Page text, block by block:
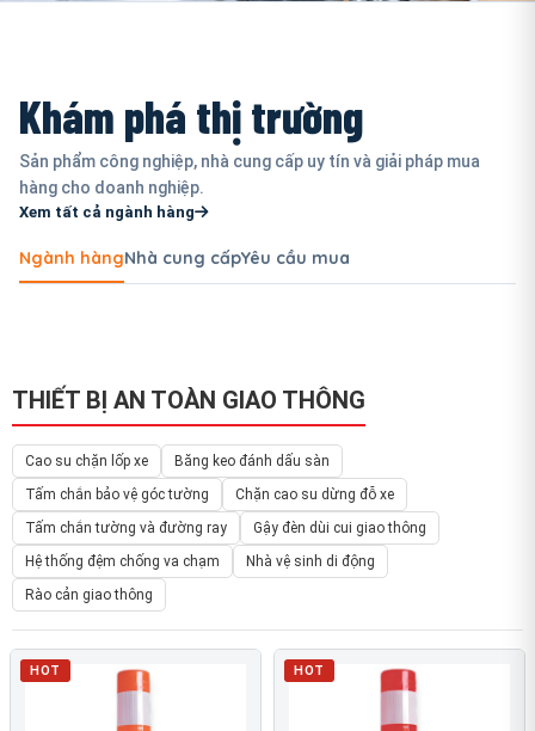
Khám phá thị trường
Sản phẩm công nghiệp, nhà cung cấp uy tín và giải pháp mua
hàng cho doanh nghiệp.
Xem tất cả ngành hàng
Ngành hàngNhà cung cấpYêu cầu mua
THIẾT BỊ AN TOÀN GIAO THÔNG
Cao su chặn lốp xe
Băng keo đánh dấu sàn
Tấm chắn bảo vệ góc tường
Chặn cao su dừng đỗ xe
Tấm chắn tường và đường ray
Gậy đèn dùi cui giao thông
Hệ thống đệm chống va chạm
Nhà vệ sinh di động
Rào cản giao thông
HOT HOT